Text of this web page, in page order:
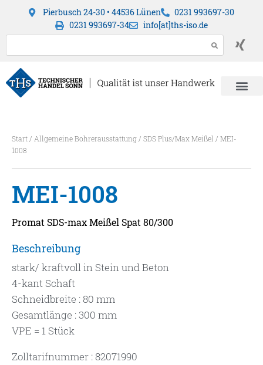
Pierbusch 24-30 • 44536 Lünen
0231 993697-30
0231 993697-34
info[at]ths-iso.de
Start/ Allgemeine Bohrerausstattung/ SDS Plus/Max Meißel / MEI-
1008
MEI-1008
Promat SDS-max Meißel Spat 80/300
Beschreibung
stark/ kraftvoll in Stein und Beton
4-kant Schaft
Schneidbreite : 80 mm
Gesamtlänge : 300 mm
VPE = 1 Stück
Zolltarifnummer : 82071990